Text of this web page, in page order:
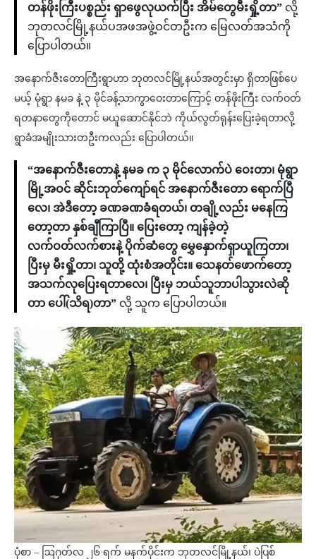
တန်ဖိုးကြီးပစ္စည်း ရှာဖွေလုယက်ပြီး အိမ်တွေမီးရှို့တာ” လို့
ဘုတလင်မြို့နယ်ပအဖအဖွဲ့ဝင်တဦးက မြေလတ်အသံကို
ပြောပါတယ်။
အနောက်ဇီးတောကြီးရွာဟာ ဘုတလင်မြို့နယ်အတွင်းမှာ ရှိတာဖြစ်ပေ
မယ့် မုံရွာ နမခ နဲ့ ၃ မိုင်ခန့်သာကွာဝေးတာကြောင့် တန်ဖိုးကြီး လက်ဝတ်
ရတနာတွေကိုတောင် မယူဆောင်နိုင်ဘဲ ကိုယ်လွတ်ရုန်းပြေးခဲ့ရတာလို့
ရွာခံအမျိုးသားတဦးကလည်း ပြောပါတယ်။
“အနောက်ဇီးတောနဲ့ နမခ က ၃ မိုင်လောက်ပဲ ဝေးတာ၊ မုံရွာ
မြို့အဝင် ဆိုင်းဘုတ်ကျော်ရင် အနောက်ဇီးတော ရောက်ပြီ
လေ၊ အဲဒီတော့ ခဏခဏခံရတယ်၊ တချို့လည်း မနေကြ
တော့တာ နှစ်ချီကြာပြီ။ ပြေးတော့ ကျန်ခဲ့တဲ့
လက်ဝတ်လက်စားနဲ့ ပိုက်ဆံတွေ မွှေနှောက်ရှာယူကြတာ၊
ပြီးမှ မီးရှို့တာ၊ သူတို့ ထုံးစံအတိုင်း။ သေနတ်ဖောက်တော့
အသက်လုပြေးရတာလေ၊ ပြီးမှ ဘယ်သူဘာပါသွားလဲဆို
တာ ပေါ်(သိရ)တာ” လို့ သူက ပြောပါတယ်။
ပုံစာ – ဩဂုတ်လ ၂၆ ရက် မနက်ပိုင်းက ဘုတလင်မြို့နယ်၊ ပဲပြစ်